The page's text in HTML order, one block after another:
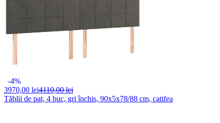
-4%
3970,00 lei4110,00 lei
Tăblii de pat, 4 buc, gri închis, 90x5x78/88 cm, catifea